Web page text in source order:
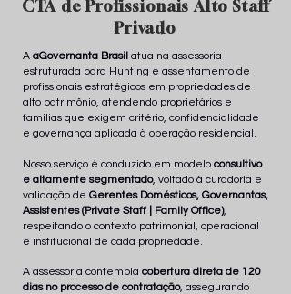
CTA de Profissionais Alto Staff
Privado
A aGovernanta Brasil atua na assessoria
estruturada para Hunting e assentamento de
profissionais estratégicos em propriedades de
alto patrimônio, atendendo proprietários e
famílias que exigem critério, confidencialidade
e governança aplicada à operação residencial.
Nosso serviço é conduzido em modelo consultivo
e altamente segmentado, voltado à curadoria e
validação de Gerentes Domésticos, Governantas,
Assistentes (Private Staff | Family Office),
respeitando o contexto patrimonial, operacional
e institucional de cada propriedade.
A assessoria contempla cobertura direta de 120
dias no processo de contratação, assegurando